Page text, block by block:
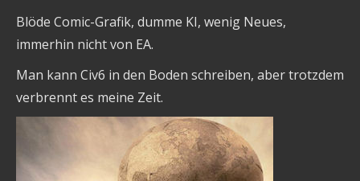
Blöde Comic-Grafik, dumme KI, wenig Neues,
immerhin nicht von EA.
Man kann Civ6 in den Boden schreiben, aber trotzdem
verbrennt es meine Zeit.